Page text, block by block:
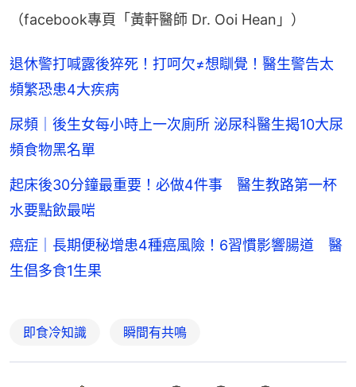
（facebook專頁「黃軒醫師 Dr. Ooi Hean」）
退休警打喊露後猝死！打呵欠≠想瞓覺！醫生警告太
頻繁恐患4大疾病
尿頻｜後生女每小時上一次廁所 泌尿科醫生揭10大尿
頻食物黑名單
起床後30分鐘最重要！必做4件事 醫生教路第一杯
水要點飲最啱
癌症｜長期便秘增患4種癌風險！6習慣影響腸道 醫
生倡多食1生果
即食冷知識 瞬間有共鳴